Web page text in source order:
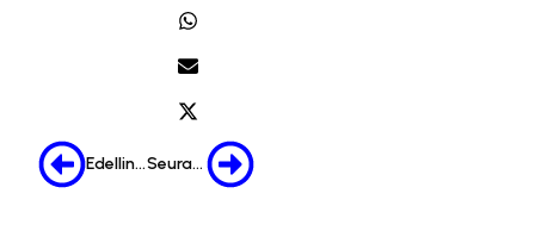
Edellinen Seuraava